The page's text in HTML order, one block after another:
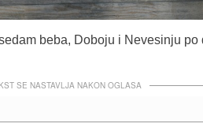
beba, Doboju i Nevesinju po
SE NASTAVLJA NAKON OGLASA